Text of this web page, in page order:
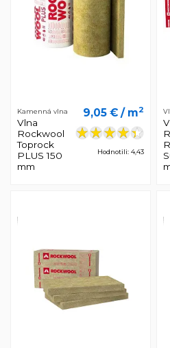
Kamenná vlna
Vlna
Rockwool
Toprock
PLUS 150
mm
9,05 € / m2
Hodnotili: 4,43